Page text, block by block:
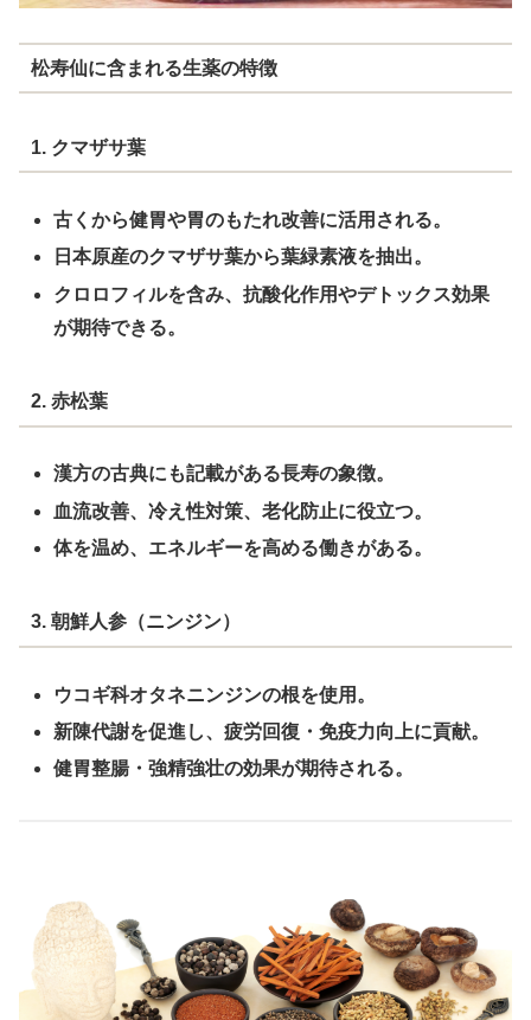
松寿仙に含まれる生薬の特徴
1. クマザサ葉
古くから健胃や胃のもたれ改善に活用される。
日本原産のクマザサ葉から葉緑素液を抽出。
クロロフィルを含み、抗酸化作用やデトックス効果
が期待できる。
2. 赤松葉
漢方の古典にも記載がある長寿の象徴。
血流改善、冷え性対策、老化防止に役立つ。
体を温め、エネルギーを高める働きがある。
3. 朝鮮人参（ニンジン）
ウコギ科オタネニンジンの根を使用。
新陳代謝を促進し、疲労回復・免疫力向上に貢献。
健胃整腸・強精強壮の効果が期待される。